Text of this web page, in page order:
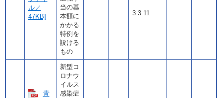
ル／
47KB]
当の基
本額に
かかる
特例を
設ける
もの
3.3.11
青
新型コ
ロナウ
イルス
感染症